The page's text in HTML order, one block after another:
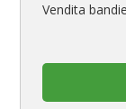
Vendita